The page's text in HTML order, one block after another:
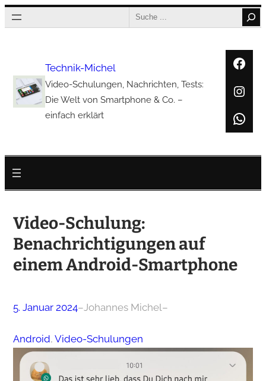
Zum
Inhalt
Search
Technik-Michel
Video-Schulungen, Nachrichten, Tests:
Die Welt von Smartphone & Co. –
einfach erklärt
Video-Schulung:
Benachrichtigungen auf
einem Android-Smartphone
5. Januar 2024–Johannes Michel–
Android, Video-Schulungen